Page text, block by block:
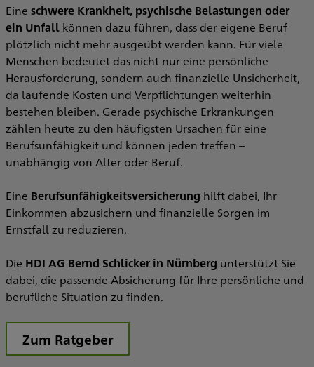
Eine schwere Krankheit, psychische Belastungen oder
ein Unfall können dazu führen, dass der eigene Beruf
plötzlich nicht mehr ausgeübt werden kann. Für viele
Menschen bedeutet das nicht nur eine persönliche
Herausforderung, sondern auch finanzielle Unsicherheit,
da laufende Kosten und Verpflichtungen weiterhin
bestehen bleiben. Gerade psychische Erkrankungen
zählen heute zu den häufigsten Ursachen für eine
Berufsunfähigkeit und können jeden treffen –
unabhängig von Alter oder Beruf.
Eine Berufsunfähigkeitsversicherung hilft dabei, Ihr
Einkommen abzusichern und finanzielle Sorgen im
Ernstfall zu reduzieren.
Die HDI AG Bernd Schlicker in Nürnberg unterstützt Sie
dabei, die passende Absicherung für Ihre persönliche und
berufliche Situation zu finden.
Zum Ratgeber